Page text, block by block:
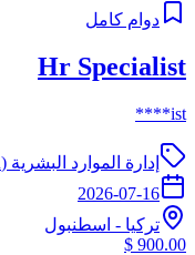
دوام كامل
Hr Specialist
ist****
إدارة الموارد البشرية (HR)
2026-07-16
تركيا - اسطنبول
900.00 $